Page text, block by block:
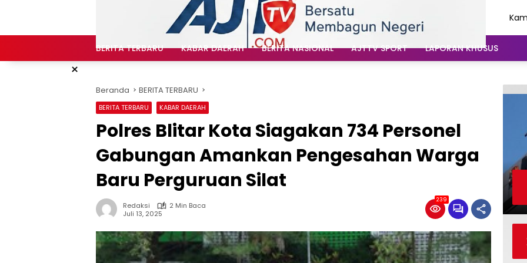
BERITA TERBARU KABAR DAERAH BERITA NASIONAL AJTTV SPORT LAPORAN KHUSUS
×
Beranda BERITA TERBARU
BERITA TERBARU KABAR DAERAH
Polres Blitar Kota Siagakan 734 Personel
Gabungan Amankan Pengesahan Warga
Baru Perguruan Silat
Redaksi
2 Min Baca
Juli 13, 2025
239